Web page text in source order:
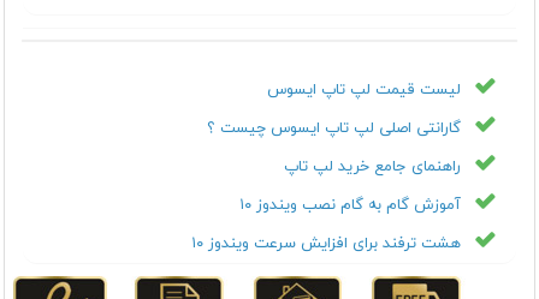
لیست قیمت لپ تاپ ایسوس
گارانتی اصلی لپ تاپ ایسوس چیست ؟
راهنمای جامع خرید لپ تاپ
آموزش گام به گام نصب ویندوز ۱۰
هشت ترفند برای افزایش سرعت ویندوز ۱۰